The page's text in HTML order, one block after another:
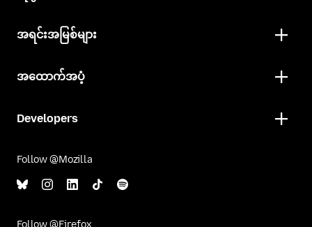
အရင်းအမြစ်များ
အထောက်အပံ့
Developers
Follow @Mozilla
Follow @Firefox